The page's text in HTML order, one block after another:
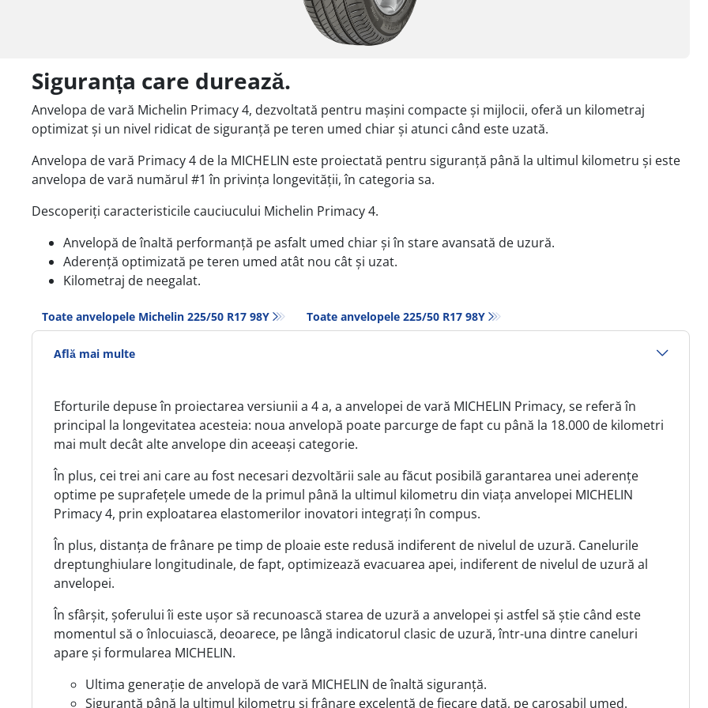
Siguranța care durează.
Anvelopa de vară Michelin Primacy 4, dezvoltată pentru mașini compacte și mijlocii, oferă un kilometraj
optimizat și un nivel ridicat de siguranță pe teren umed chiar și atunci când este uzată.
Anvelopa de vară Primacy 4 de la MICHELIN este proiectată pentru siguranță până la ultimul kilometru și este
anvelopa de vară numărul #1 în privința longevității, în categoria sa.
Descoperiți caracteristicile cauciucului Michelin Primacy 4.
Anvelopă de înaltă performanță pe asfalt umed chiar și în stare avansată de uzură.
Aderență optimizată pe teren umed atât nou cât și uzat.
Kilometraj de neegalat.
Toate anvelopele Michelin 225/50 R17 98Y Toate anvelopele‎ 225/50 R17 98Y
Află mai multe
Eforturile depuse în proiectarea versiunii a 4 a, a anvelopei de vară MICHELIN Primacy, se referă în
principal la longevitatea acesteia: noua anvelopă poate parcurge de fapt cu până la 18.000 de kilometri
mai mult decât alte anvelope din aceeași categorie.
În plus, cei trei ani care au fost necesari dezvoltării sale au făcut posibilă garantarea unei aderențe
optime pe suprafețele umede de la primul până la ultimul kilometru din viața anvelopei MICHELIN
Primacy 4, prin exploatarea elastomerilor inovatori integrați în compus.
În plus, distanța de frânare pe timp de ploaie este redusă indiferent de nivelul de uzură. Canelurile
dreptunghiulare longitudinale, de fapt, optimizează evacuarea apei, indiferent de nivelul de uzură al
anvelopei.
În sfârșit, șoferului îi este ușor să recunoască starea de uzură a anvelopei și astfel să știe când este
momentul să o înlocuiască, deoarece, pe lângă indicatorul clasic de uzură, într-una dintre caneluri
apare și formularea MICHELIN.
Ultima generație de anvelopă de vară MICHELIN de înaltă siguranță.
Siguranță până la ultimul kilometru și frânare excelentă de fiecare dată, pe carosabil umed.